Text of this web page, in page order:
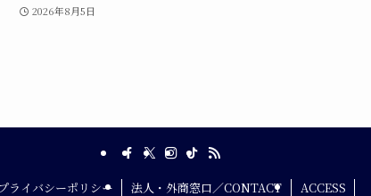
2026年8月5日
プライバシーポリシー 法人・外商窓口／CONTACT ACCESS